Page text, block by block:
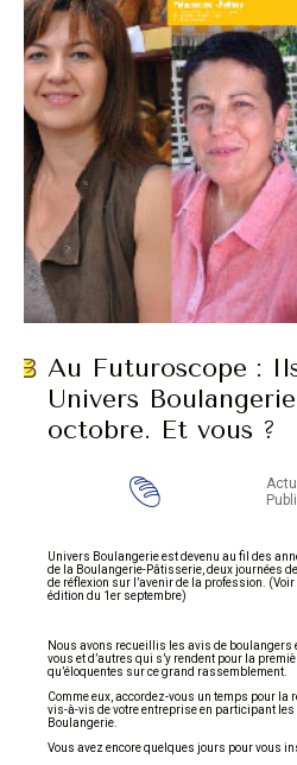
Au Futuroscope :
Univers
octobre. Et vous ?
Univers Boulangerie est devenu au fil des
de la Boulangerie-Pâtisserie, deux journées
de réflexion sur l’avenir de la profession.
édition du 1er septembre)
Nous avons recueillis les avis de boulangers
vous et d’autres qui s’y rendent pour la
qu’éloquentes sur ce grand rassemblement.
Comme eux, accordez-vous un temps pour la
vis-à-vis de votre entreprise en participant les
Boulangerie.
Vous avez encore quelques jours pour vous